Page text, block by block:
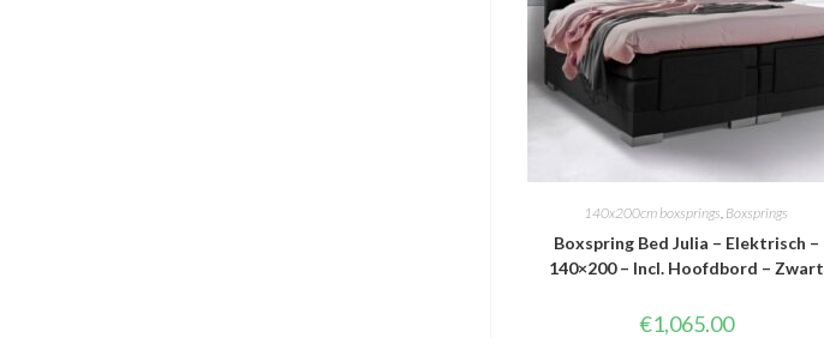
140x200cm boxsprings, Boxsprings
Boxspring Bed Julia – Elektrisch –
140×200 – Incl. Hoofdbord – Zwart
€1,065.00